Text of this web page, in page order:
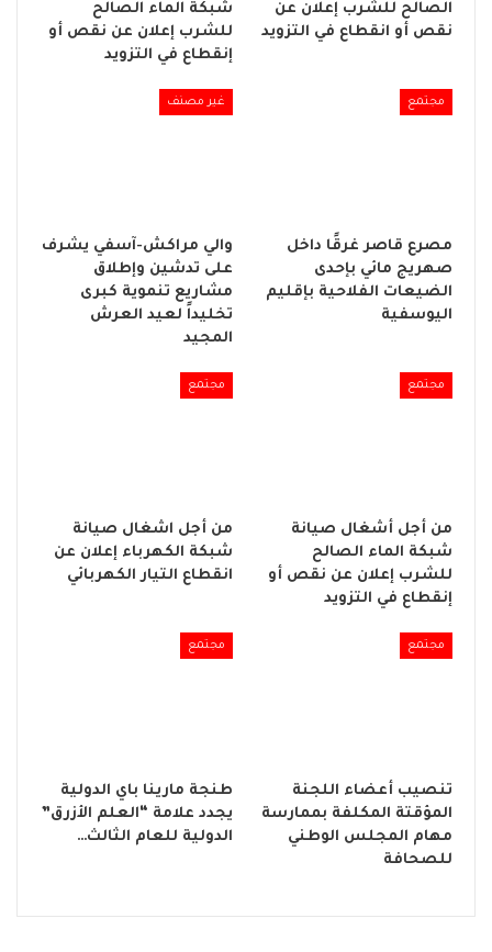
الصالح للشرب إعلان عن
نقص أو انقطاع في التزويد
شبكة الماء الصالح
للشرب إعلان عن نقص أو
إنقطاع في التزويد
مجتمع
مصرع قاصر غرقًا داخل
صهريج مائي بإحدى
الضيعات الفلاحية بإقليم
اليوسفية
غير مصنف
والي مراكش-آسفي يشرف
على تدشين وإطلاق
مشاريع تنموية كبرى
تخليداً لعيد العرش
المجيد
مجتمع
من أجل أشغال صيانة
شبكة الماء الصالح
للشرب إعلان عن نقص أو
إنقطاع في التزويد
مجتمع
من أجل اشغال صيانة
شبكة الكهرباء إعلان عن
انقطاع التيار الكهربائي
مجتمع
تنصيب أعضاء اللجنة
المؤقتة المكلفة بممارسة
مهام المجلس الوطني
للصحافة
مجتمع
طنجة مارينا باي الدولية
يجدد علامة “العلم الأزرق”
الدولية للعام الثالث…